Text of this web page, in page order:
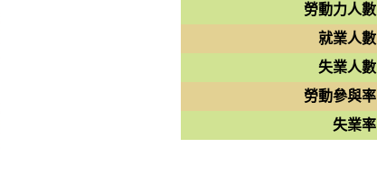
勞動力人數
就業人數
失業人數
勞動參與率
失業率